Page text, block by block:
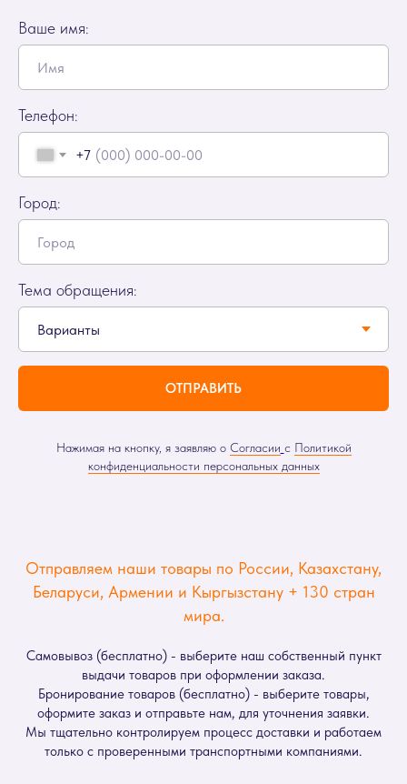
Ваше имя:
Телефон:
+7
Город:
Тема обращения:
ОТПРАВИТЬ
Нажимая на кнопку, я заявляю о Согласии с Политикой
конфиденциальности персональных данных
Отправляем наши товары по России, Казахстану,
Беларуси, Армении и Кыргызстану + 130 стран
мира.
Самовывоз (бесплатно) - выберите наш собственный пункт
выдачи товаров при оформлении заказа.
Бронирование товаров (бесплатно) - выберите товары,
оформите заказ и отправьте нам, для уточнения заявки.
Мы тщательно контролируем процесс доставки и работаем
только с проверенными транспортными компаниями.